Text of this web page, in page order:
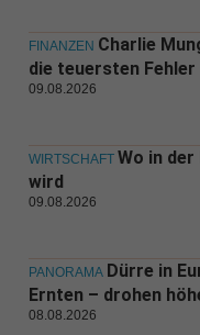
FINANZEN Charlie
die teuersten
09.08.2026
WIRTSCHAFT Wo in
wird
09.08.2026
PANORAMA Dürre in
Ernten – drohen
08.08.2026